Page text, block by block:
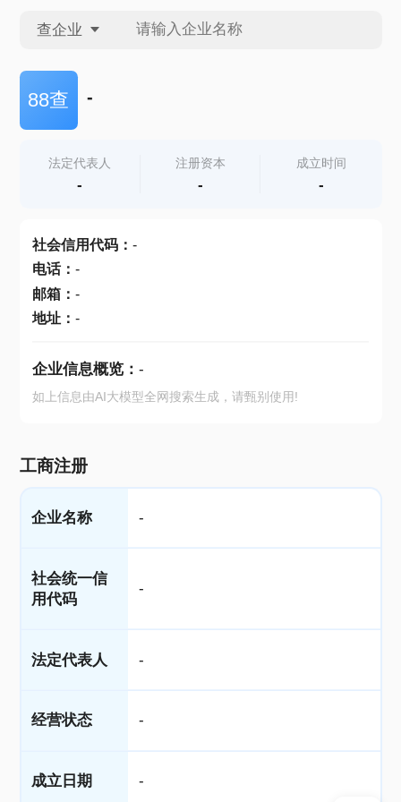
查企业
查企业
查产地
88查 -
法定代表人
-
注册资本
-
成立时间
-
社会信用代码： -
电话： -
邮箱： -
地址： -
企业信息概览： -
如上信息由AI大模型全网搜索生成，请甄别使用!
工商注册
企业名称 -
社会统一信
用代码
-
法定代表人 -
经营状态 -
成立日期 -